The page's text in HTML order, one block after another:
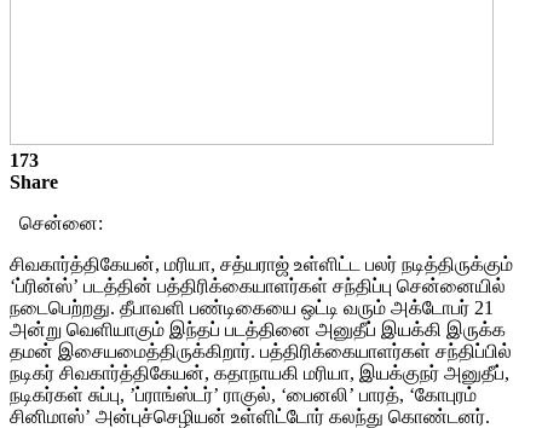
173
Share
சென்னை:
சிவகார்த்திகேயன், மரியா, சத்யராஜ் உள்ளிட்ட பலர் நடித்திருக்கும்
‘ப்ரின்ஸ்’ படத்தின் பத்திரிக்கையாளர்கள் சந்திப்பு சென்னையில்
நடைபெற்றது. தீபாவளி பண்டிகையை ஒட்டி வரும் அக்டோபர் 21
அன்று வெளியாகும் இந்தப் படத்தினை அனுதீப் இயக்கி இருக்க
தமன் இசையமைத்திருக்கிறார். பத்திரிக்கையாளர்கள் சந்திப்பில்
நடிகர் சிவகார்த்திகேயன், கதாநாயகி மரியா, இயக்குநர் அனுதீப்,
நடிகர்கள் சுப்பு, ’ப்ராங்ஸ்டர்’ ராகுல், ‘பைனலி’ பாரத், ‘கோபுரம்
சினிமாஸ்’ அன்புச்செழியன் உள்ளிட்டோர் கலந்து கொண்டனர்.